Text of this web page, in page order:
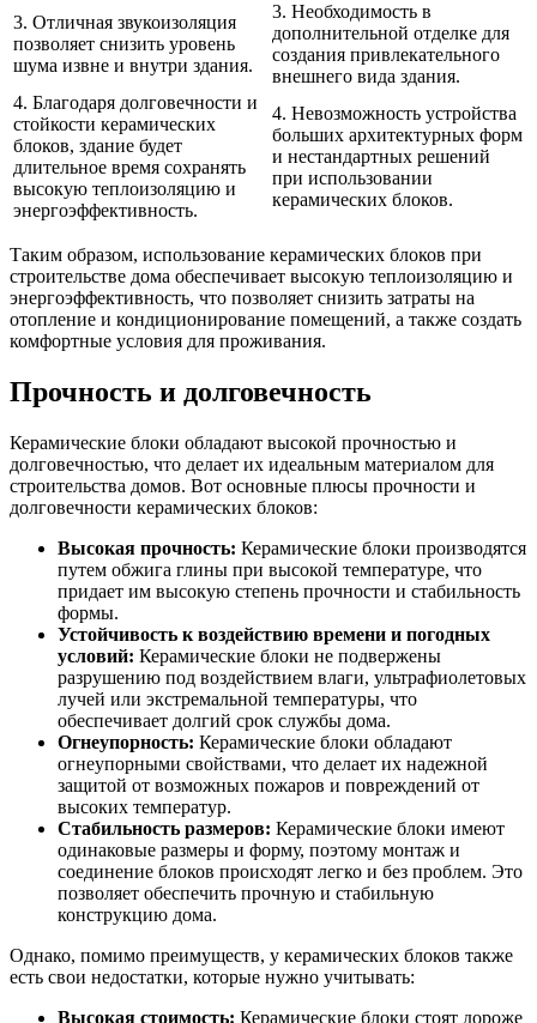
3. Отличная звукоизоляция
позволяет снизить уровень
шума извне и внутри здания.
3. Необходимость в
дополнительной отделке для
создания привлекательного
внешнего вида здания.
4. Благодаря долговечности и
стойкости керамических
блоков, здание будет
длительное время сохранять
высокую теплоизоляцию и
энергоэффективность.
4. Невозможность устройства
больших архитектурных форм
и нестандартных решений
при использовании
керамических блоков.
Таким образом, использование керамических блоков при
строительстве дома обеспечивает высокую теплоизоляцию и
энергоэффективность, что позволяет снизить затраты на
отопление и кондиционирование помещений, а также создать
комфортные условия для проживания.
Прочность и долговечность
Керамические блоки обладают высокой прочностью и
долговечностью, что делает их идеальным материалом для
строительства домов. Вот основные плюсы прочности и
долговечности керамических блоков:
Высокая прочность: Керамические блоки производятся
путем обжига глины при высокой температуре, что
придает им высокую степень прочности и стабильность
формы.
Устойчивость к воздействию времени и погодных
условий: Керамические блоки не подвержены
разрушению под воздействием влаги, ультрафиолетовых
лучей или экстремальной температуры, что
обеспечивает долгий срок службы дома.
Огнеупорность: Керамические блоки обладают
огнеупорными свойствами, что делает их надежной
защитой от возможных пожаров и повреждений от
высоких температур.
Стабильность размеров: Керамические блоки имеют
одинаковые размеры и форму, поэтому монтаж и
соединение блоков происходят легко и без проблем. Это
позволяет обеспечить прочную и стабильную
конструкцию дома.
Однако, помимо преимуществ, у керамических блоков также
есть свои недостатки, которые нужно учитывать:
Высокая стоимость: Керамические блоки стоят дороже